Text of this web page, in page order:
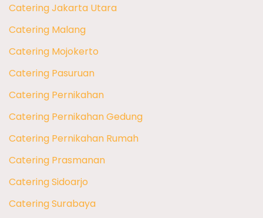
Catering Jakarta Utara
Catering Malang
Catering Mojokerto
Catering Pasuruan
Catering Pernikahan
Catering Pernikahan Gedung
Catering Pernikahan Rumah
Catering Prasmanan
Catering Sidoarjo
Catering Surabaya